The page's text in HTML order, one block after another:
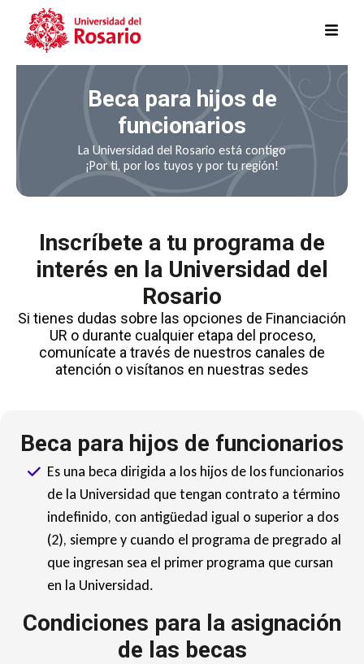
Pasar al contenido principal
Beca para hijos de
funcionarios
La Universidad del Rosario está contigo
¡Por ti, por los tuyos y por tu región!
Inscríbete a tu programa de
interés en la Universidad del
Rosario
Si tienes dudas sobre las opciones de Financiación
UR o durante cualquier etapa del proceso,
comunícate a través de nuestros canales de
atención o visítanos en nuestras sedes
Beca para hijos de funcionarios
Es una beca dirigida a los hijos de los funcionarios
de la Universidad que tengan contrato a término
indefinido, con antigüedad igual o superior a dos
(2), siempre y cuando el programa de pregrado al
que ingresan sea el primer programa que cursan
en la Universidad.
Condiciones para la asignación
de las becas